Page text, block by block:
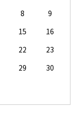
8
9
15
16
22
23
29
30